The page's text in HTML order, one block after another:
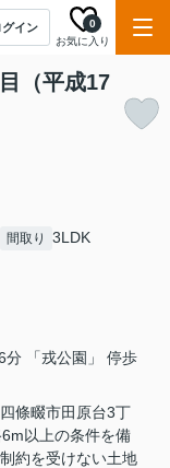
グイン
お気に入り
0
（平成17
間取り 3LDK
分 「戎公園」 停歩
條畷市田原台3丁
以上の条件を備
約を受けない土地